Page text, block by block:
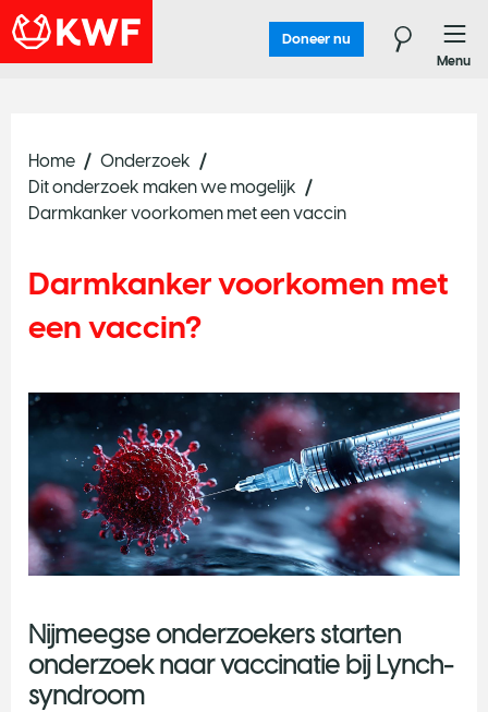
Doneer nu
Menu
Home
Onderzoek
Dit onderzoek maken we mogelijk
Darmkanker voorkomen met een vaccin
Darmkanker voorkomen met
een vaccin?
Nijmeegse onderzoekers starten
onderzoek naar vaccinatie bij Lynch-
syndroom